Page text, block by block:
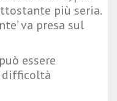
più seria.
va presa sul
essere
difficoltà